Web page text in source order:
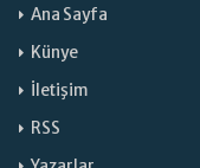
Ana Sayfa
Künye
İletişim
RSS